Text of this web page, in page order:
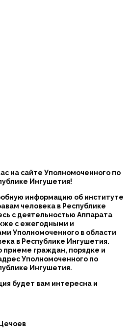
на сайте Уполномоченного по
Ингушетия!
информацию об институте
человека в Республике
с деятельностью Аппарата
с ежегодными и
Уполномоченного в области
в Республике Ингушетия.
граждан, порядке и
Уполномоченного по
Ингушетия.
будет вам интересна и